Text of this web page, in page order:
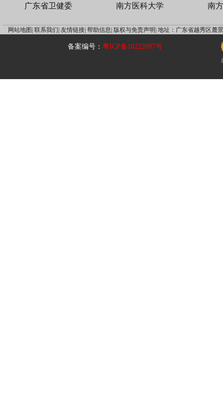
广东省卫健委 南方医科大学 南
网站地图| 联系我们| 友情链接| 帮助信息| 版权与免责声明| 地址：广东省越秀区麓
备案编号：粤ICP备10222097号